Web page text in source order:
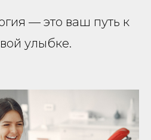
— это ваш путь к
улыбке.